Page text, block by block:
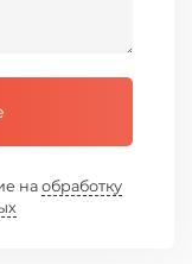
наобработку